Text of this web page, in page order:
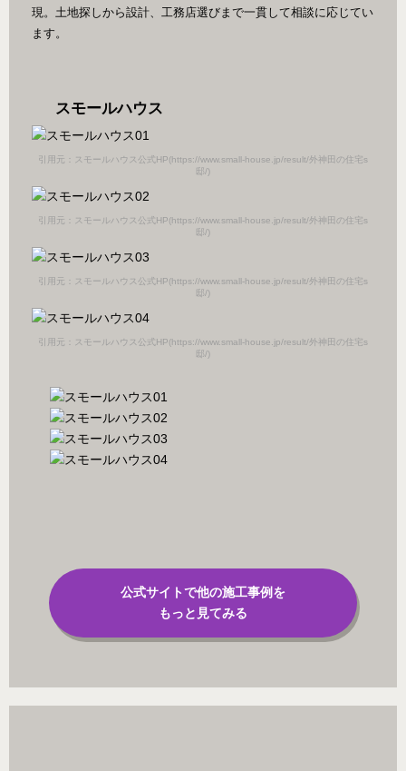
現。土地探しから設計、工務店選びまで一貫して相談に応じてい
ます。
スモールハウス
引用元：スモールハウス公式HP(https://www.small-house.jp/result/外神田の住宅s
邸/)
引用元：スモールハウス公式HP(https://www.small-house.jp/result/外神田の住宅s
邸/)
引用元：スモールハウス公式HP(https://www.small-house.jp/result/外神田の住宅s
邸/)
引用元：スモールハウス公式HP(https://www.small-house.jp/result/外神田の住宅s
邸/)
公式サイトで他の施工事例を
もっと見てみる